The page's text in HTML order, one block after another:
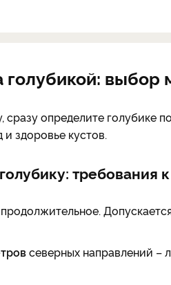
голубикой: выбор
определите голубике
здоровье кустов.
требования
северных направлений –